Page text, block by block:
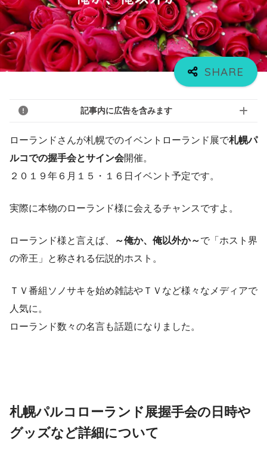
記事内に広告を含みます
ローランドさんが札幌でのイベントローランド展で札幌パ
ルコでの握手会とサイン会開催。
２０１９年６月１５・１６日イベント予定です。
実際に本物のローランド様に会えるチャンスですよ。
ローランド様と言えば、 ～俺か、俺以外か～で「ホスト界
の帝王」と称される伝説的ホスト。
ＴＶ番組ソノサキを始め雑誌やＴＶなど様々なメディアで
人気に。
ローランド数々の名言も話題になりました。
札幌パルコローランド展握手会の日時や
グッズなど詳細について